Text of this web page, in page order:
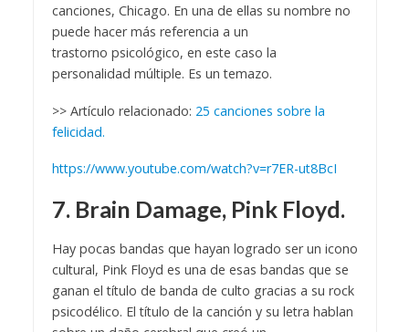
canciones, Chicago. En una de ellas su nombre no
puede hacer más referencia a un
trastorno psicológico, en este caso la
personalidad múltiple. Es un temazo.
>> Artículo relacionado: 25 canciones sobre la
felicidad.
https://www.youtube.com/watch?v=r7ER-ut8BcI
7. Brain Damage, Pink Floyd.
Hay pocas bandas que hayan logrado ser un icono
cultural, Pink Floyd es una de esas bandas que se
ganan el título de banda de culto gracias a su rock
psicodélico. El título de la canción y su letra hablan